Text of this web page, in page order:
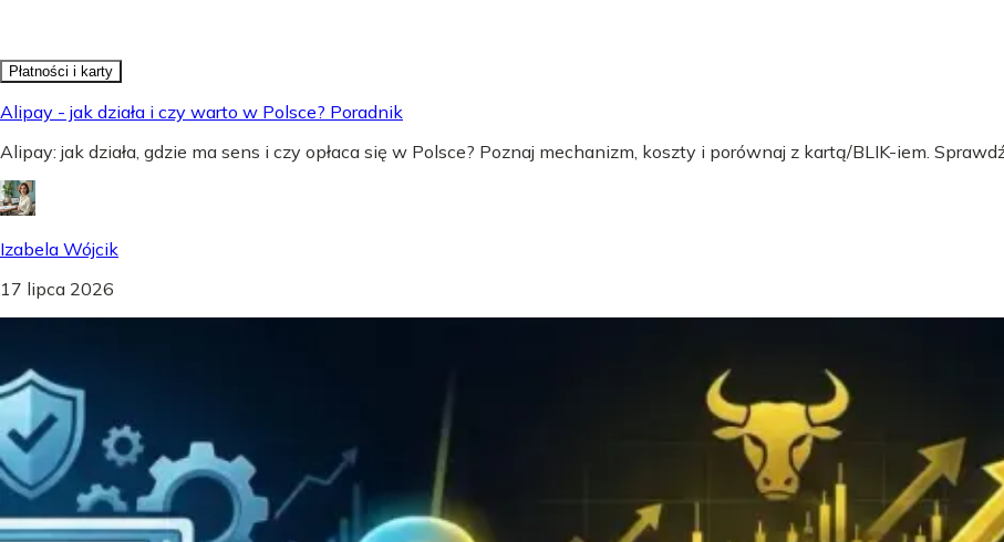
Płatności i karty
Alipay - jak działa i czy warto w Polsce? Poradnik
Alipay: jak działa, gdzie ma sens i czy opłaca się w Polsce? Poznaj mechanizm, koszty i porównaj z kartą/BLIK-iem.
Izabela Wójcik
17 lipca 2026